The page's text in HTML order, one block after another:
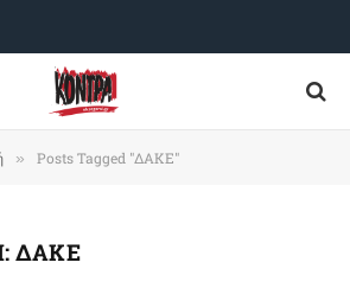
» Posts Tagged "ΔΑΚΕ"
ΔΑΚΕ